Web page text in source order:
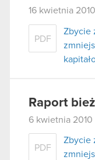
16 kwietnia 2010
PDF
Zbycie
Raport
6 kwietnia 2010
PDF
Zbycie